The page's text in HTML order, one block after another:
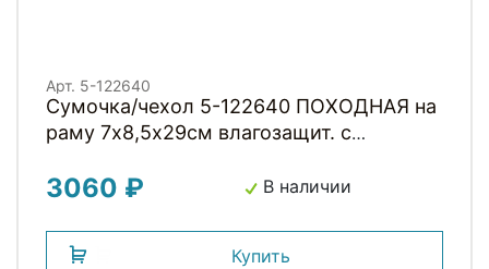
Арт. 5-122640
Сумочка/чехол 5-122640 ПОХОДНАЯ на
раму 7х8,5х29см влагозащит. с
M-WAVE
3060 ₽ В наличии
Купить